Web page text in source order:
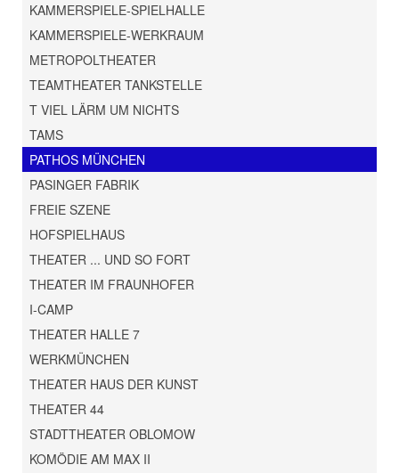
KAMMERSPIELE-SPIELHALLE
KAMMERSPIELE-WERKRAUM
METROPOLTHEATER
TEAMTHEATER TANKSTELLE
T VIEL LÄRM UM NICHTS
TAMS
PATHOS MÜNCHEN
PASINGER FABRIK
FREIE SZENE
HOFSPIELHAUS
THEATER ... UND SO FORT
THEATER IM FRAUNHOFER
I-CAMP
THEATER HALLE 7
WERKMÜNCHEN
THEATER HAUS DER KUNST
THEATER 44
STADTTHEATER OBLOMOW
KOMÖDIE AM MAX II